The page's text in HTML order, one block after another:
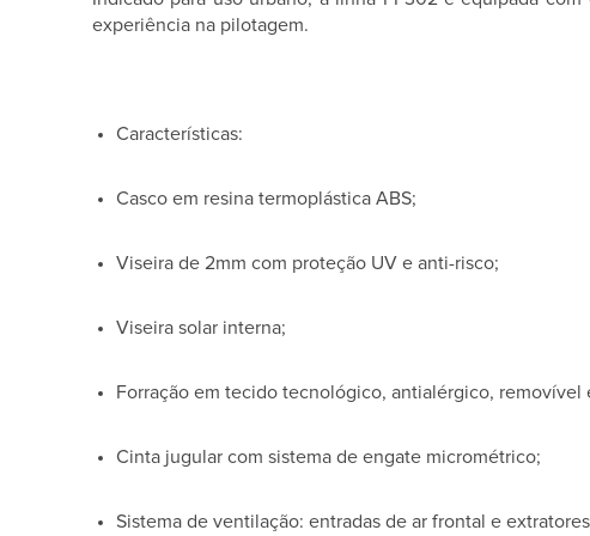
experiência na pilotagem.
Características:
Casco em resina termoplástica ABS;
Viseira de 2mm com proteção UV e anti-risco;
Viseira solar interna;
Forração em tecido tecnológico, antialérgico, removível
Cinta jugular com sistema de engate micrométrico;
Sistema de ventilação: entradas de ar frontal e